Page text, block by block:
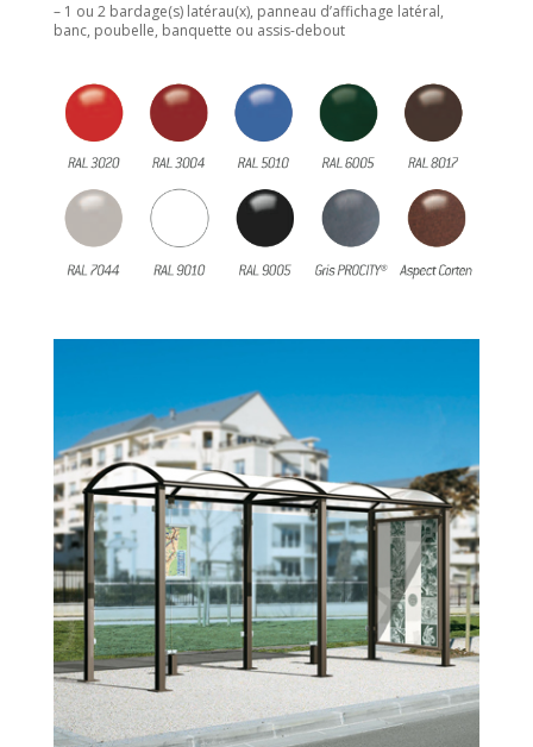
– 1 ou 2 bardage(s) latérau(x), panneau d’affichage latéral,
banc, poubelle, banquette ou assis-debout